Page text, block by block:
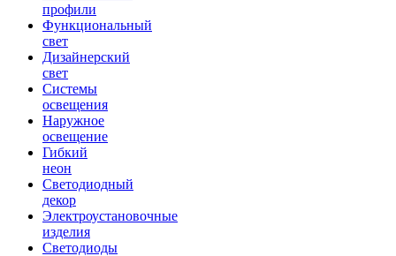
профили
Функциональный
свет
Дизайнерский
свет
Системы
освещения
Наружное
освещение
Гибкий
неон
Светодиодный
декор
Электроустановочные
изделия
Светодиоды